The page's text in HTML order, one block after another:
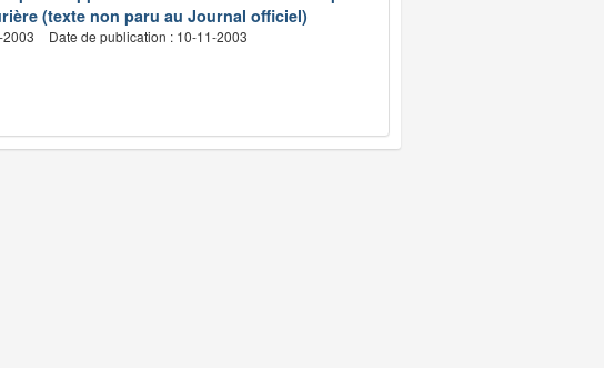
(texte non paru au Journal officiel)
Date de publication : 10-11-2003